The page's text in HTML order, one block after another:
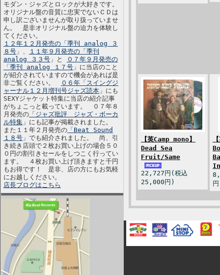
モダン・ジャズとロックが大好きです。
オリジナル盤の音質に忠実でないＣＤは
申し訳ございませんが取り扱っていませ
ん。 是非オリジナル盤の迫力を体験し
てください。
１２年１２月発売の「季刊 analog ３
８号 」、
１１年９月発売の「季刊
analog ３３号 」と
０７年９月発売の
「季刊 analog １７号 」に当店のこと
が紹介されていますので機会があれば是
非ご覧ください。
０６年「スイングジ
ャーナル１２月増刊号ジャズ読本 」にも
SEXYジャケット特集に当店の紹介記事
がちょこっと載っています。 ０７年８
月発売の 「ジャズ批評 ジャズ・ボーカ
ル特集 」にも記事が掲載されました。
また１１年２月発売の 「Beat Sound
１８号 」でも紹介されました。 尚、引
き続き店頭で２枚お買い上げの場合５０
０円の割引きセールをしつこく行ってい
ます。 ４枚お買い上げ頂きますと千円
もお得です！ 是非、店の方にもお気軽
にお越しください。
店長ブログはこちら
【英Camp mono】
Dead Sea
Fruit/Same
22,727円(税込
25,000円)